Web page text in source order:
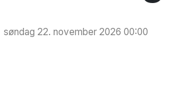
søndag 22. november 2026 00:00